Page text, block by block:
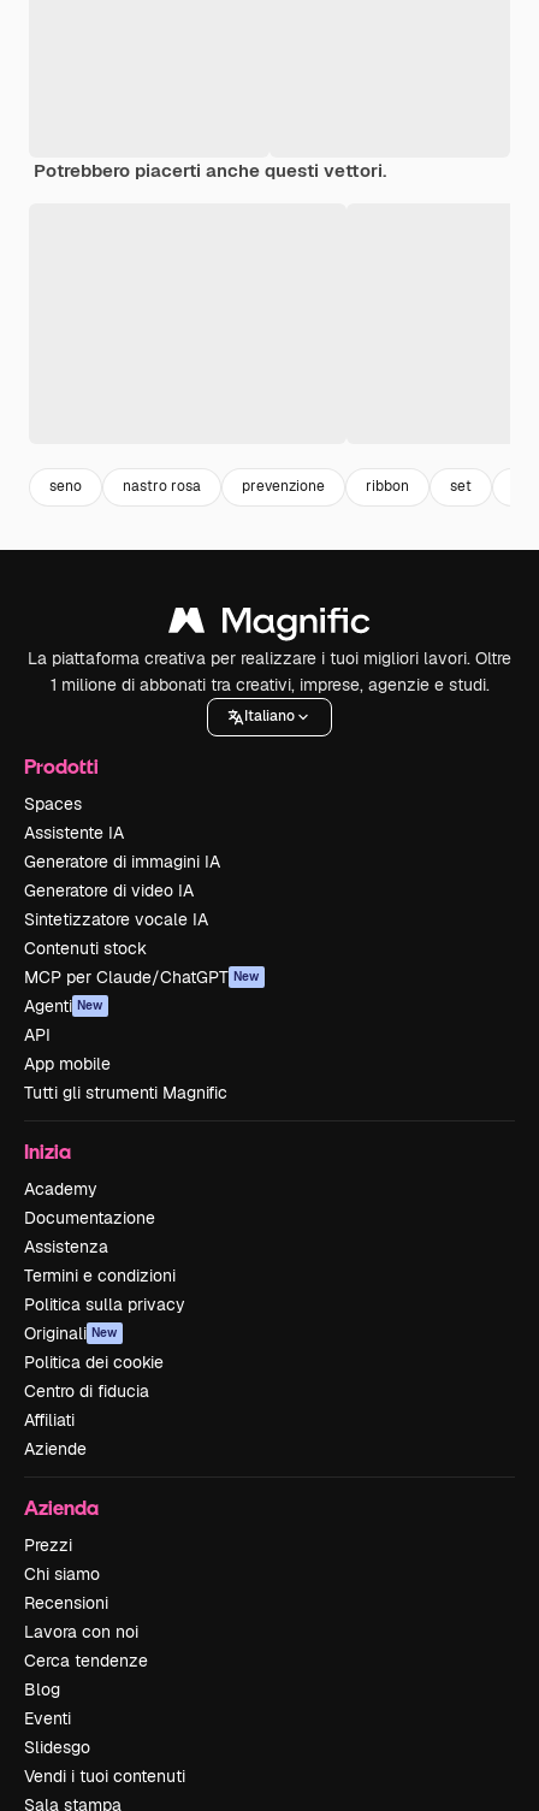
Potrebbero piacerti anche questi vettori.
seno nastro rosa prevenzione ribbon set
La piattaforma creativa per realizzare i tuoi migliori lavori. Oltre
1 milione di abbonati tra creativi, imprese, agenzie e studi.
Italiano
Prodotti
Spaces
Assistente IA
Generatore di immagini IA
Generatore di video IA
Sintetizzatore vocale IA
Contenuti stock
MCP per Claude/ChatGPT New
Agenti New
API
App mobile
Tutti gli strumenti Magnific
Inizia
Academy
Documentazione
Assistenza
Termini e condizioni
Politica sulla privacy
Originali New
Politica dei cookie
Centro di fiducia
Affiliati
Aziende
Azienda
Prezzi
Chi siamo
Recensioni
Lavora con noi
Cerca tendenze
Blog
Eventi
Slidesgo
Vendi i tuoi contenuti
Sala stampa